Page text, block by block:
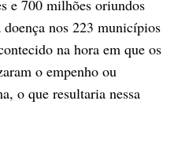
e 700 milhões oriundos
doença nos 223 municípios
na hora em que os
o empenho ou
o que resultaria nessa